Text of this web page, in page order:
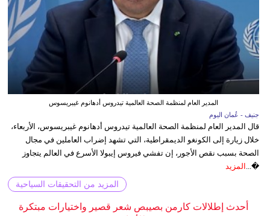
المدير العام لمنظمة الصحة العالمية تيدروس أدهانوم غيبريسوس
جنيف - عُمان اليوم
قال المدير العام لمنظمة الصحة العالمية تيدروس أدهانوم غيبريسوس، الأربعاء،
خلال زيارة إلى الكونغو الديمقراطية، التي تشهد إضراب العاملين في مجال
الصحة بسبب نقص الأجور، إن تفشي فيروس إيبولا الأسرع في العالم يتجاوز
�... المزيد
المزيد من التحقيقات السياحية
أحدث إطلالات كارمن بصيبص شعر قصير واختيارات مبتكرة